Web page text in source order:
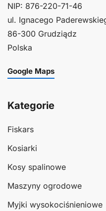
NIP: 876-220-71-46
ul. Ignacego
86-300 Grudziądz
Polska
Google Maps
Kategorie
Fiskars
Kosiarki
Kosy spalinowe
Maszyny ogrodowe
Myjki wysokociśnieniowe